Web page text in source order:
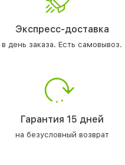
Экспресс-доставка
в день заказа. Есть самовывоз.
Гарантия 15 дней
на безусловный возврат